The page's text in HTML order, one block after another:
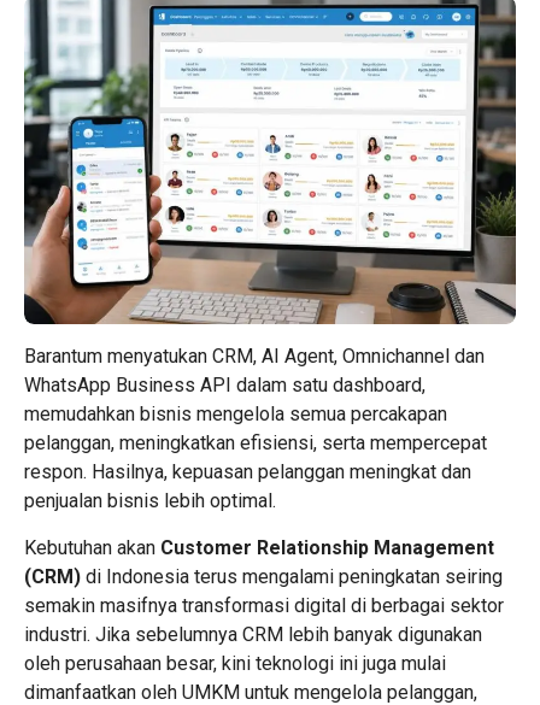
Barantum menyatukan CRM, AI Agent, Omnichannel dan
WhatsApp Business API dalam satu dashboard,
memudahkan bisnis mengelola semua percakapan
pelanggan, meningkatkan efisiensi, serta mempercepat
respon. Hasilnya, kepuasan pelanggan meningkat dan
penjualan bisnis lebih optimal.
Kebutuhan akan Customer Relationship Management
(CRM) di Indonesia terus mengalami peningkatan seiring
semakin masifnya transformasi digital di berbagai sektor
industri. Jika sebelumnya CRM lebih banyak digunakan
oleh perusahaan besar, kini teknologi ini juga mulai
dimanfaatkan oleh UMKM untuk mengelola pelanggan,